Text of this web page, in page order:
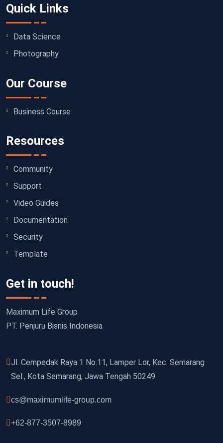
Quick Links
Data Science
Photography
Our Course
Business Course
Resources
Community
Support
Video Guides
Documentation
Security
Template
Get in touch!
Maximum Life Group
PT. Penjuru Bisnis Indonesia
Jl. Cempedak Raya 1 No.11, Lamper Lor, Kec. Semarang
Sel., Kota Semarang, Jawa Tengah 50249
cs@maximumlife-group.com
+62-877-3507-8989